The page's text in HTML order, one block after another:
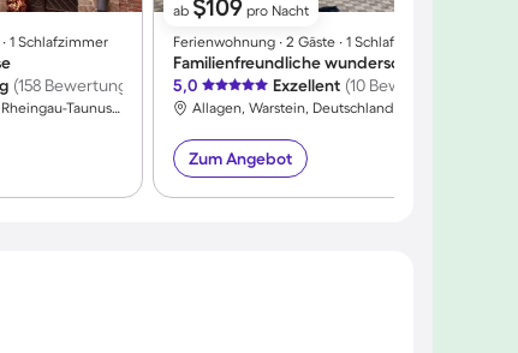
1 Schlafzimmer
(158 Bewertungen)
Rüdesheim am Rhein, Rheingau-Taunus-Kreis, Deutschland
ab $109 pro Nacht
Ferienwohnung ∙ 2 Gäste ∙ 1 Schlafzimmer
5,0
Exzellent (10 Bewertungen)
Allagen, Warstein, Deutschland
Zum Angebot